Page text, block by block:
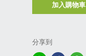
加入購物車
分享到